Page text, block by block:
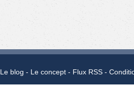
Le blog Le concept Flux RSS